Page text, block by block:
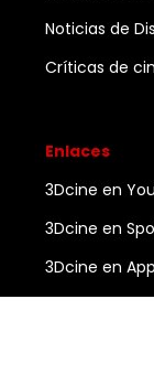
Noticias de
Críticas de
Enlaces
3Dcine en
3Dcine en
3Dcine en